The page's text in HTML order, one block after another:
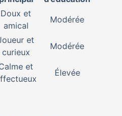
Doux et
amical
Modérée
et
curieux
Modérée
et
Élevée